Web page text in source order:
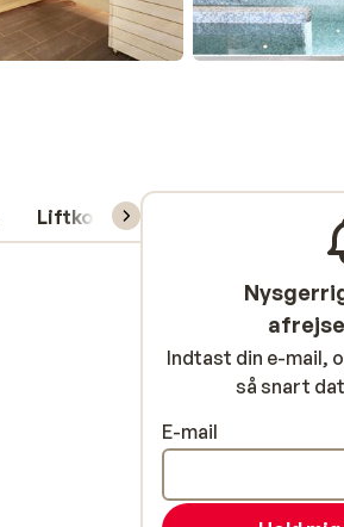
Liftkort/skileje/undervisning
Indtast din e-mail,
så snart
E-mail